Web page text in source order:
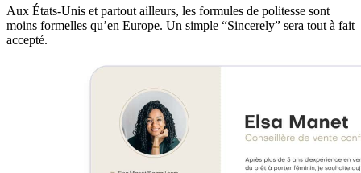
Aux États-Unis et partout ailleurs, les formules de politesse sont
moins formelles qu’en Europe. Un simple “Sincerely” sera tout à fait
accepté.